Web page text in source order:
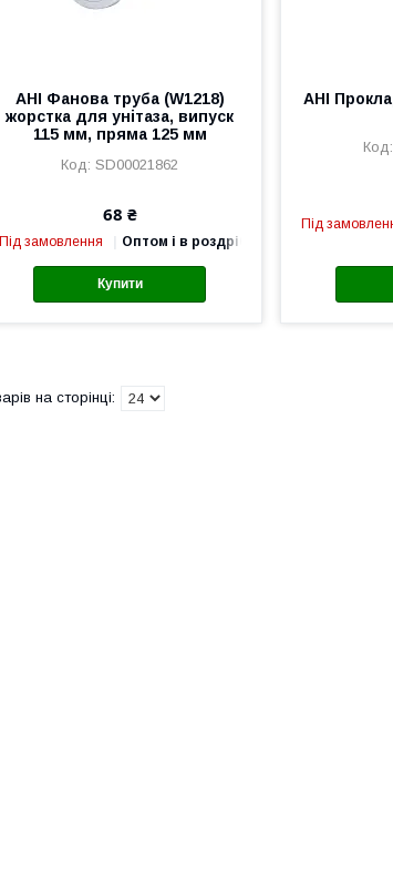
АНІ Фанова труба (W1218)
жорстка для унітаза, випуск
115 мм, пряма 125 мм
SD00021862
68 ₴
Під замовлення Оптом і в роздріб
Купити
АНІ
Під